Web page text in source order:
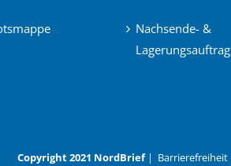
Nachsende- &
Lagerungsauftrag
Copyright 2021 NordBrief| Barrierefreiheit